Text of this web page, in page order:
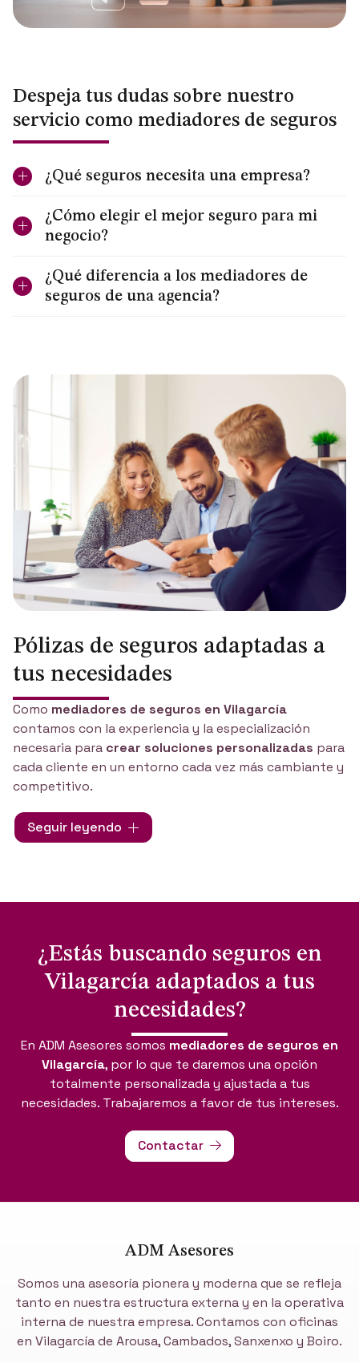
Seguros marítimos
Despeja tus dudas sobre nuestro
servicio como mediadores de seguros
¿Qué seguros necesita una empresa?
¿Cómo elegir el mejor seguro para mi
negocio?
¿Qué diferencia a los mediadores de
seguros de una agencia?
Pólizas de seguros adaptadas a
tus necesidades
Como mediadores de seguros en Vilagarcía
contamos con la experiencia y la especialización
necesaria para crear soluciones personalizadas para
cada cliente en un entorno cada vez más cambiante y
competitivo.
Pensando en las personas, en ADM Asesores hemos
incluido a nuestrodepartamento de Previsión Social
el que incluimos aquellos referentes a hogar,
Responsabilidad Civil y ofrecemos la mejor protección
para las empresas a través de nuestrodepartamento
de Crédito y Caución
Ofrecemos soluciones personalizadas para la
protección integral de las empresas y altos cargos
Este tipo de servicio lo realizamos desde nuestro
departamento de Consultoría Legal, especializado
en Corporate Compliance y D&O.
Seguir leyendo
¿Estás buscando seguros en
Vilagarcía adaptados a tus
necesidades?
En ADM Asesores somos mediadores de seguros en
Vilagarcía, por lo que te daremos una opción
totalmente personalizada y ajustada a tus
necesidades. Trabajaremos a favor de tus intereses.
Contactar
ADM Asesores
Somos una asesoría pionera y moderna que se refleja
tanto en nuestra estructura externa y en la operativa
interna de nuestra empresa. Contamos con oficinas
en Vilagarcía de Arousa, Cambados, Sanxenxo y Boiro.